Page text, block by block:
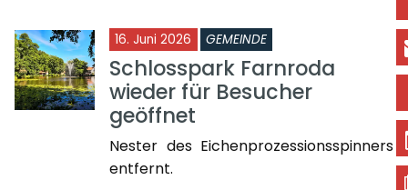
16. Juni 2026 GEMEINDE
Schlosspark Farnroda
wieder für Besucher
geöffnet
Nester des Eichenprozessionsspinners
entfernt.